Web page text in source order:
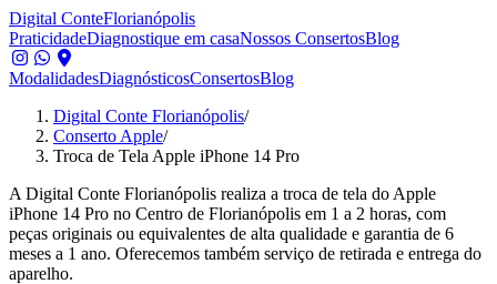
Digital ConteFlorianópolis
PraticidadeDiagnostique em casaNossos ConsertosBlog
ModalidadesDiagnósticosConsertosBlog
Digital Conte Florianópolis/
Conserto Apple/
Troca de Tela Apple iPhone 14 Pro
A Digital Conte Florianópolis realiza a troca de tela do Apple
iPhone 14 Pro no Centro de Florianópolis em 1 a 2 horas, com
peças originais ou equivalentes de alta qualidade e garantia de 6
meses a 1 ano. Oferecemos também serviço de retirada e entrega do
aparelho.